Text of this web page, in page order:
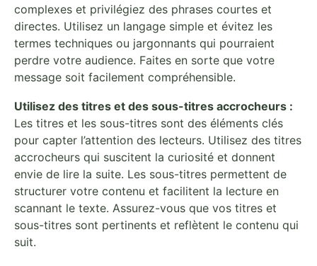
complexes et privilégiez des phrases courtes et
directes. Utilisez un langage simple et évitez les
termes techniques ou jargonnants qui pourraient
perdre votre audience. Faites en sorte que votre
message soit facilement compréhensible.
Utilisez des titres et des sous-titres accrocheurs :
Les titres et les sous-titres sont des éléments clés
pour capter l’attention des lecteurs. Utilisez des titres
accrocheurs qui suscitent la curiosité et donnent
envie de lire la suite. Les sous-titres permettent de
structurer votre contenu et facilitent la lecture en
scannant le texte. Assurez-vous que vos titres et
sous-titres sont pertinents et reflètent le contenu qui
suit.